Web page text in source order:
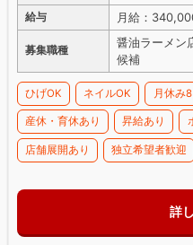
給与 月給：
募集職種
醤油ラーメン
候補
ひげOK ネイルOK 月休み
産休・育休あり 昇給あり
店舗展開あり 独立希望者歓迎
詳